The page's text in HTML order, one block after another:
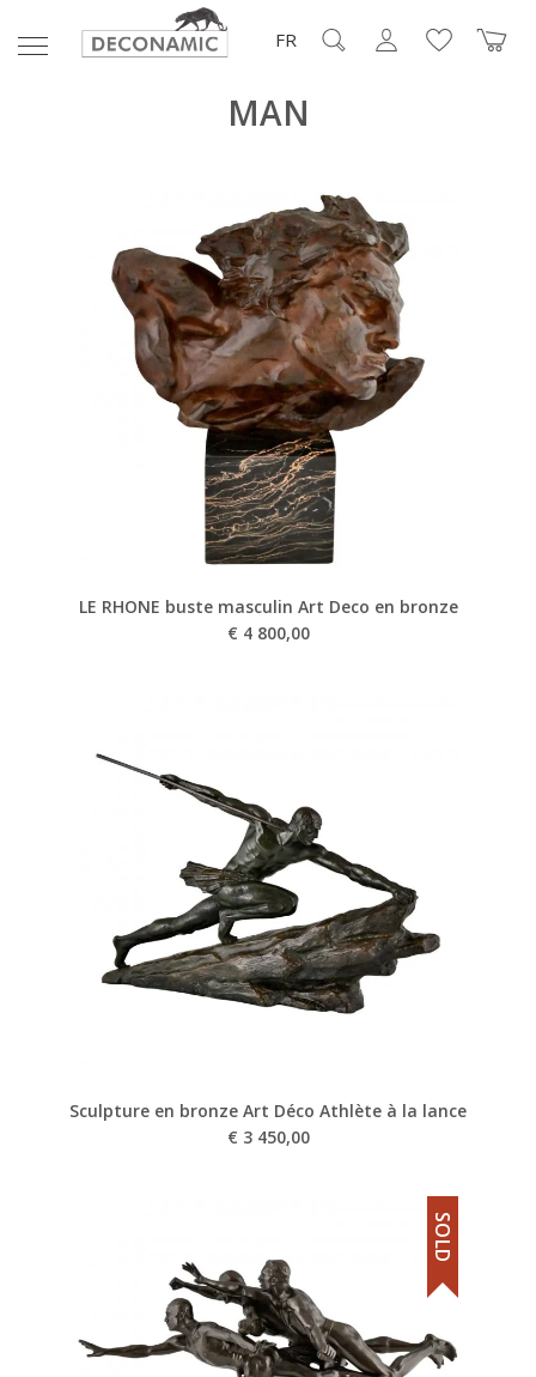
FR
MAN
LE RHONE buste masculin Art Deco en bronze
€ 4 800,00
Sculpture en bronze Art Déco Athlète à la lance
€ 3 450,00
SOLD